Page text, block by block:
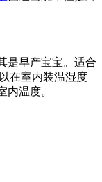
是早产宝宝。适合
在室内装温湿度
内温度。